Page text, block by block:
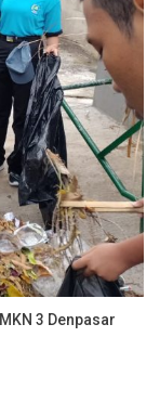
3 Denpasar